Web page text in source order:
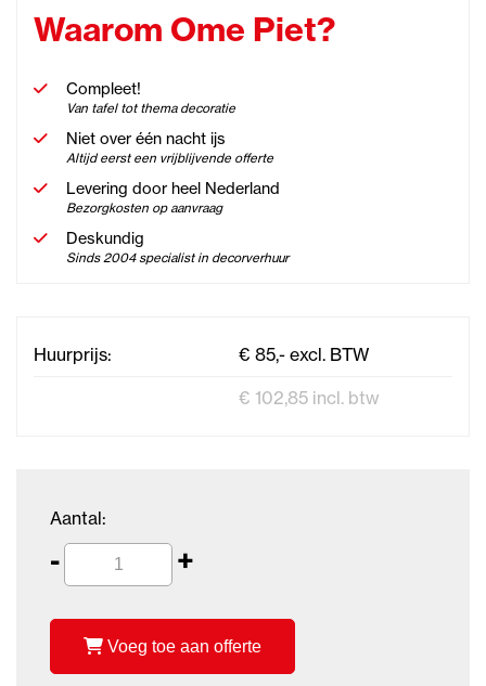
Waarom Ome Piet?
Compleet!
Van tafel tot thema decoratie
Niet over één nacht ijs
Altijd eerst een vrijblijvende offerte
Levering door heel Nederland
Bezorgkosten op aanvraag
Deskundig
Sinds 2004 specialist in decorverhuur
Huurprijs:
€ 85,- excl. BTW
€ 102,85 incl. btw
Aantal:
- +
Voeg toe aan offerte